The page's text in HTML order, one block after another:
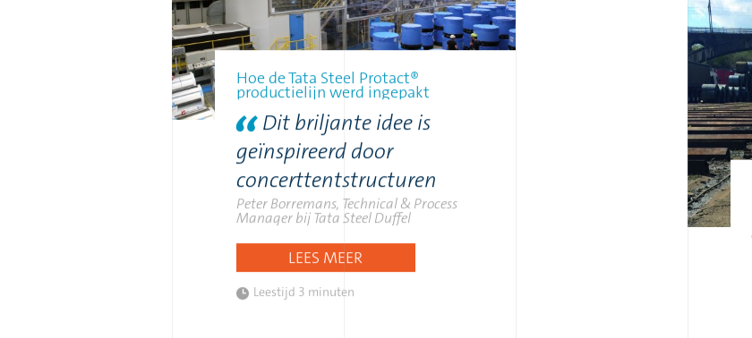
Hoe de Tata Steel Protact®
productielijn werd ingepakt
Dit briljante idee is
geïnspireerd door
concerttentstructuren
Peter Borremans, Technical & Process
Manager bij Tata Steel Duffel
LEES MEER
Leestijd 3 minuten